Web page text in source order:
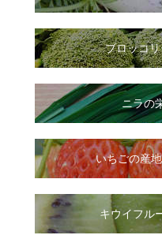
ブロッコ
ニラの
いちごの産
キウイフル